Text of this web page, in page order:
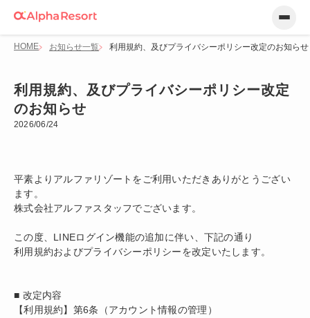
HOME お知らせ一覧 利用規約、及びプライバシーポリシー改定のお知らせ
利用規約、及びプライバシーポリシー改定
のお知らせ
2026/06/24
平素よりアルファリゾートをご利用いただきありがとうござい
ます。
株式会社アルファスタッフでございます。
この度、LINEログイン機能の追加に伴い、下記の通り
利用規約およびプライバシーポリシーを改定いたします。
■ 改定内容
【利用規約】第6条（アカウント情報の管理）